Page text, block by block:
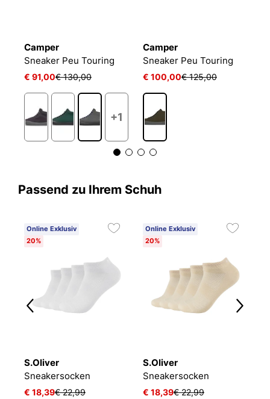
Camper
Sneaker Peu Touring
€ 91,00€ 130,00
+1
Camper
Sneaker Peu Touring
€ 100,00€ 125,00
Passend zu Ihrem Schuh
Online Exklusiv
20%
S.Oliver
Sneakersocken
€ 18,39€ 22,99
Online Exklusiv
20%
S.Oliver
Sneakersocken
€ 18,39€ 22,99